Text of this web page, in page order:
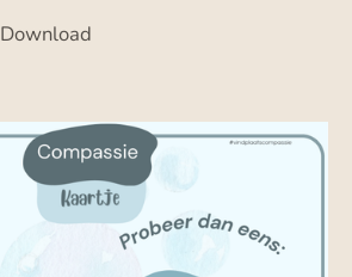
Download